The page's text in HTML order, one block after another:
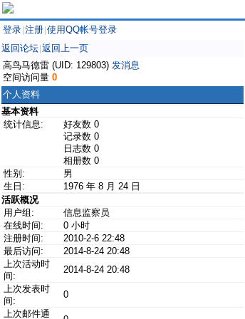
登录 注册 使用QQ帐号登录
返回论坛 返回上一页
高鸟马德雷 (UID: 129803) 发消息
空间访问量 0
个人资料
基本资料
统计信息:
好友数 0
记录数 0
日志数 0
相册数 0
性别:
男
生日:
1976 年 8 月 24 日
活跃概况
用户组:
信息监察员
在线时间:
0 小时
注册时间:
2010-2-6 22:48
最后访问:
2014-8-24 20:48
上次活动时
间:
2014-8-24 20:48
上次发表时
间:
0
上次邮件通